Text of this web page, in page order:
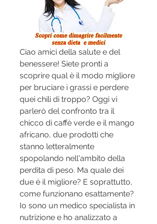
Ciao amici della salute e del
benessere! Siete pronti a
scoprire qual è il modo migliore
per bruciare i grassi e perdere
quei chili di troppo? Oggi vi
parlerò del confronto tra il
chicco di caffè verde e il mango
africano, due prodotti che
stanno letteralmente
spopolando nell'ambito della
perdita di peso. Ma quale dei
due è il migliore? E soprattutto,
come funzionano esattamente?
Io sono un medico specialista in
nutrizione e ho analizzato a